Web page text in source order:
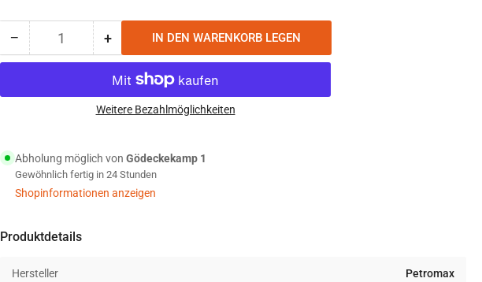
− Menge
reduzieren
Petromax
und
Schmiedeeisen
Anzahl +Menge
erhöhen
für
Petromax
Pflegepaste
und
Schmiedeeisen
IN DEN WARENKORB LEGEN
Weitere Bezahlmöglichkeiten
Abholung möglich von Gödeckekamp 1
Gewöhnlich fertig in 24 Stunden
Shopinformationen anzeigen
Produktdetails
Hersteller Petromax